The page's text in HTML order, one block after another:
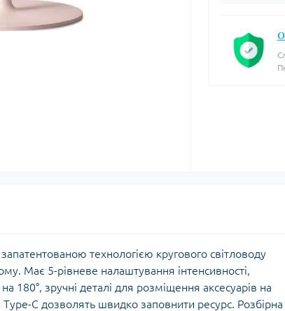
технологією кругового світловоду
Має 5-рівневе налаштування інтенсивності,
180°, зручні деталі для розміщення аксесуарів на
C дозволять швидко заповнити ресурс. Розбірна